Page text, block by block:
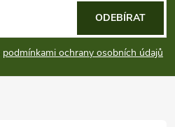
podmínkami ochrany osobních údajů
ODEBÍRAT